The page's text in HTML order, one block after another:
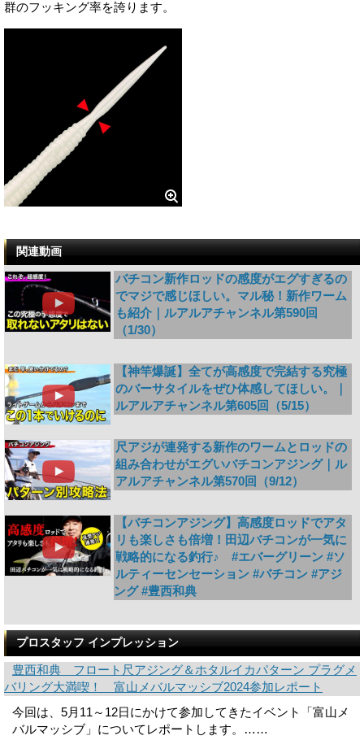
群のフッキング率を誇ります。
関連動画
バチコン新作ロッドの感度がエグすぎるの
でマジで感じほしい。マル秘！新作ワーム
も紹介｜ルアルアチャンネル第590回
（1/30）
【神竿爆誕】全てが高感度で完結する究極
のバーサタイルをぜひ体感してほしい。｜
ルアルアチャンネル第605回（5/15）
尺アジが連発する新作のワームとロッドの
組み合わせがエグいバチコンアジング｜ル
アルアチャンネル第570回（9/12）
【バチコンアジング】高感度ロッドでアタ
リも楽しさも倍増！田辺バチコンが一気に
戦略的になる釣行♪ #エバーグリーン #ソ
ルティーセンセーション #バチコン #アジ
ング #豊西和典
プロスタッフ インプレッション
豊西和典 フロート尺アジング＆ホタルイカパターン プラグメ
バリング大満喫！ 富山メバルマッシブ2024参加レポート
今回は、5月11～12日にかけて参加してきたイベント「富山メ
バルマッシブ」についてレポートします。……